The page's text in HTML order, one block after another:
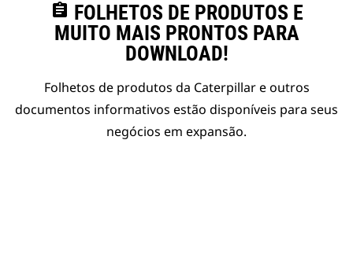
assignment FOLHETOS DE PRODUTOS E
MUITO MAIS PRONTOS PARA
DOWNLOAD!
Folhetos de produtos da Caterpillar e outros
documentos informativos estão disponíveis para seus
negócios em expansão.